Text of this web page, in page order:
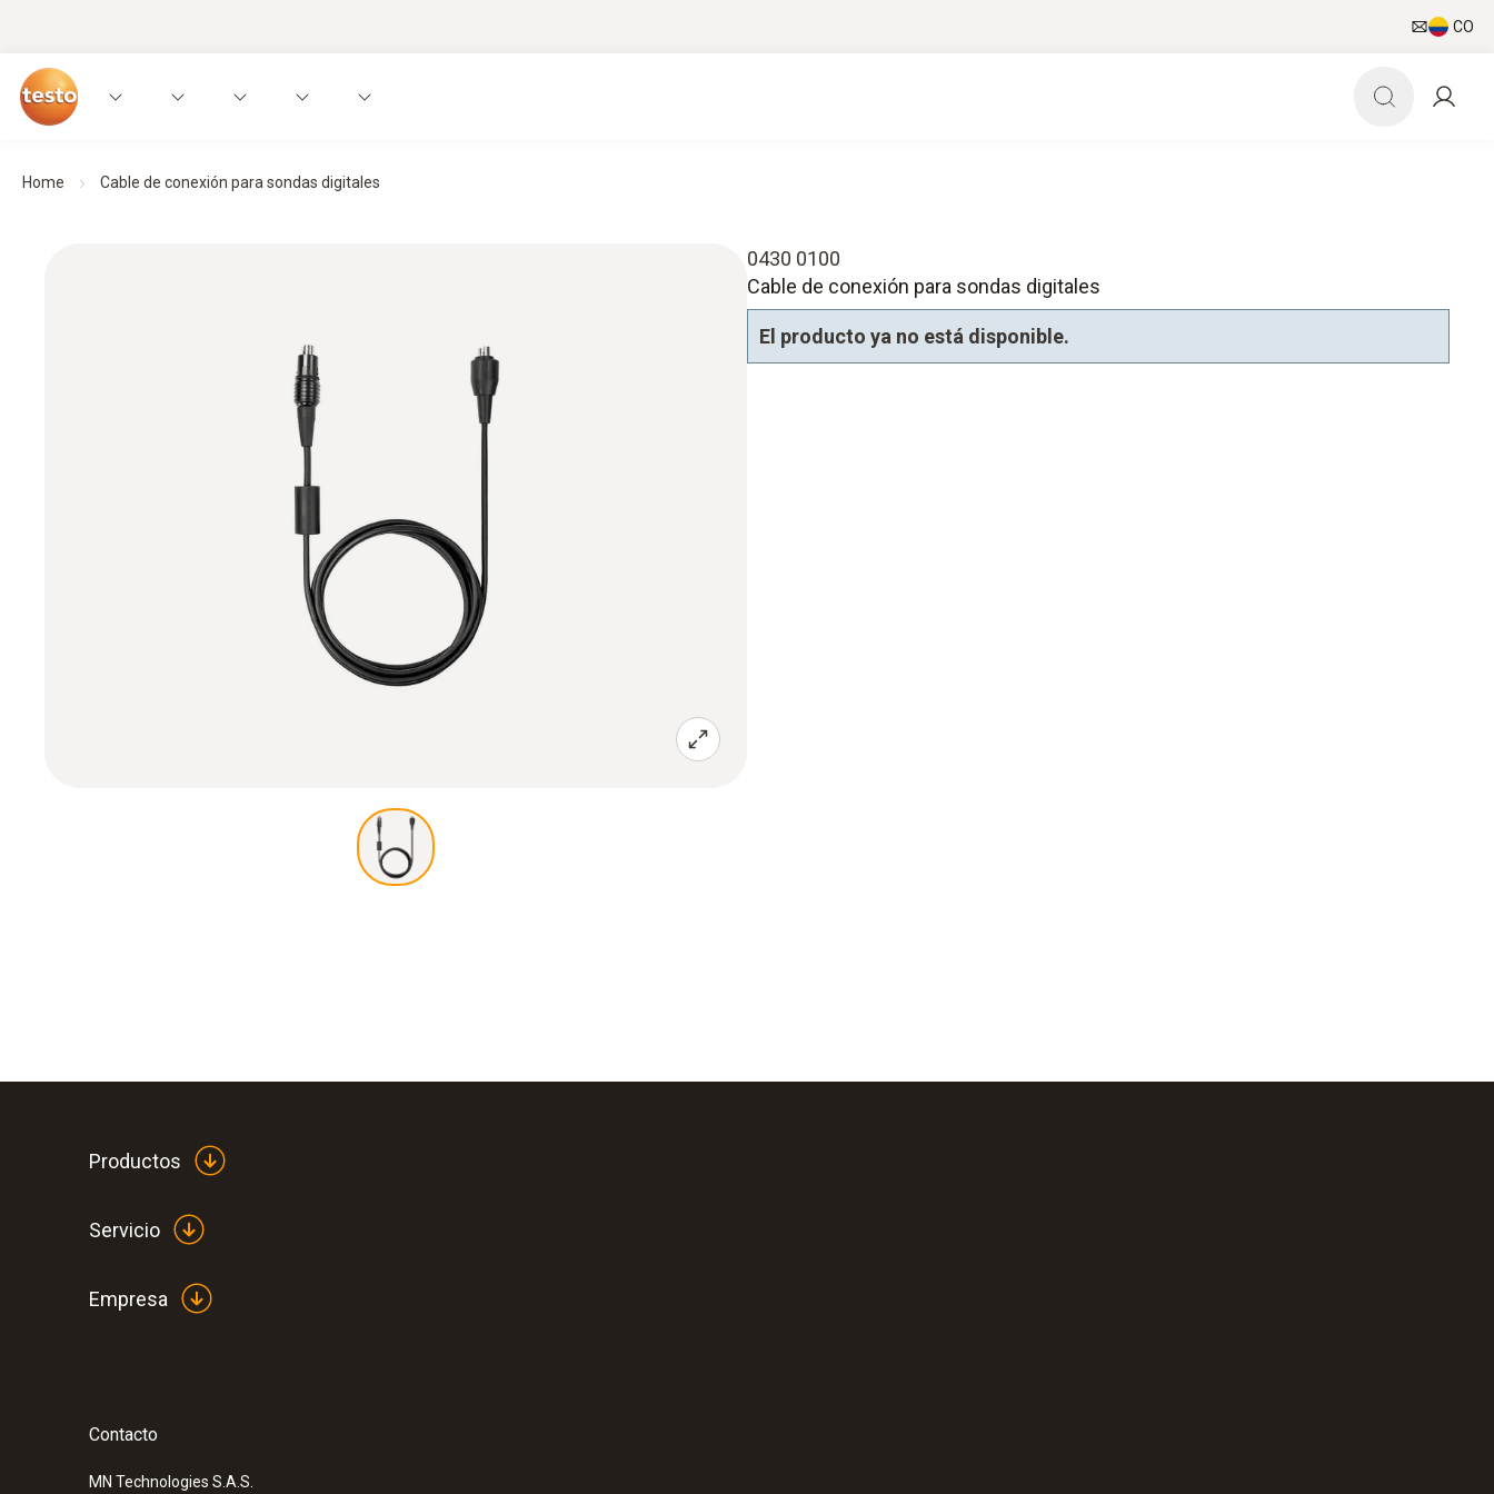
CO
Home Cable de conexión para sondas digitales
0430 0100
Cable de conexión para sondas digitales
El producto ya no está disponible.
Productos
Servicio
Empresa
Contacto
MN Technologies S.A.S.